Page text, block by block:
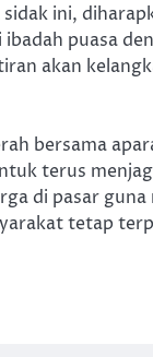
ini,
puasa
akan
bersama
terus
di pasar
tetap